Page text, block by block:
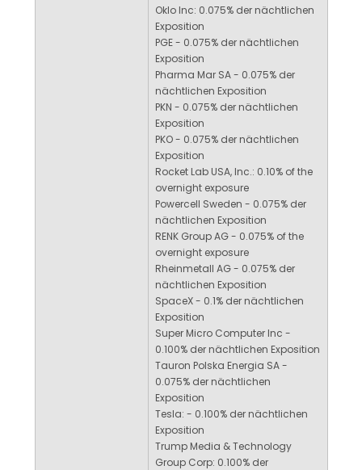
Oklo Inc: 0.075% der nächtlichen
Exposition
PGE - 0.075% der nächtlichen
Exposition
Pharma Mar SA - 0.075% der
nächtlichen Exposition
PKN - 0.075% der nächtlichen
Exposition
PKO - 0.075% der nächtlichen
Exposition
Rocket Lab USA, Inc.: 0.10% of the
overnight exposure
Powercell Sweden - 0.075% der
nächtlichen Exposition
RENK Group AG - 0.075% of the
overnight exposure
Rheinmetall AG - 0.075% der
nächtlichen Exposition
SpaceX - 0.1% der nächtlichen
Exposition
Super Micro Computer Inc -
0.100% der nächtlichen Exposition
Tauron Polska Energia SA -
0.075% der nächtlichen
Exposition
Tesla: - 0.100% der nächtlichen
Exposition
Trump Media & Technology
Group Corp: 0.100% der